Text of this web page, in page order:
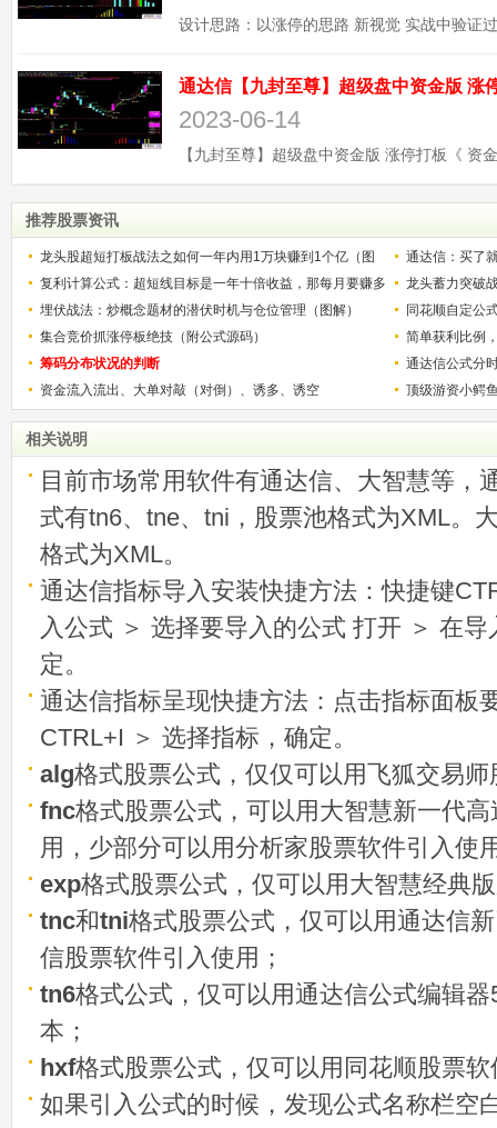
2023-06-14
推荐股票资讯
龙头股超短打板战法之如何一年内用1万块赚到1个亿（图
解）
通达信：买了
复利计算公式：超短线目标是一年十倍收益，那每月要赚多
少？
龙头蓄力突破
的技巧（图解
埋伏战法：炒概念题材的潜伏时机与仓位管理（图解）
同花顺自定公
集合竞价抓涨停板绝技（附公式源码）
简单获利比例
用
筹码分布状况的判断
通达信公式分
资金流入流出、大单对敲（对倒）、诱多、诱空
顶级游资小鳄
相关说明
目前市场常用软件有通达信、大智慧等，
式有tn6、tne、tni，股票池格式为XML。
格式为XML。
通达信指标导入安装快捷方法：快捷键
入公式 ＞ 选择要导入的公式 打开 ＞ 在
定。
通达信指标呈现快捷方法：点击指标面板
CTRL+I ＞ 选择指标，确定。
alg格式股票公式，仅仅可以用飞狐交易
fnc格式股票公式，可以用大智慧新一代
用，少部分可以用分析家股票软件引入使
exp格式股票公式，仅可以用大智慧经典
tnc和tni格式股票公式，仅可以用通达信
信股票软件引入使用；
tn6格式公式，仅可以用通达信公式编辑
本；
hxf格式股票公式，仅可以用同花顺股票
如果引入公式的时候，发现公式名称栏空